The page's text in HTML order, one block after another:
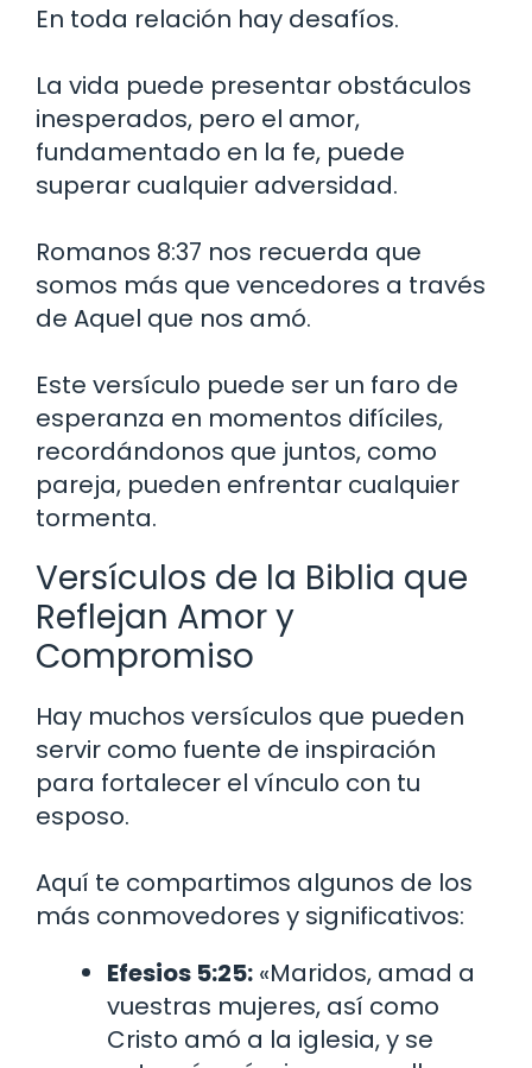
En toda relación hay desafíos.
La vida puede presentar obstáculos
inesperados, pero el amor,
fundamentado en la fe, puede
superar cualquier adversidad.
Romanos 8:37 nos recuerda que
somos más que vencedores a través
de Aquel que nos amó.
Este versículo puede ser un faro de
esperanza en momentos difíciles,
recordándonos que juntos, como
pareja, pueden enfrentar cualquier
tormenta.
Versículos de la Biblia que
Reflejan Amor y
Compromiso
Hay muchos versículos que pueden
servir como fuente de inspiración
para fortalecer el vínculo con tu
esposo.
Aquí te compartimos algunos de los
más conmovedores y significativos:
Efesios 5:25: «Maridos, amad a
vuestras mujeres, así como
Cristo amó a la iglesia, y se